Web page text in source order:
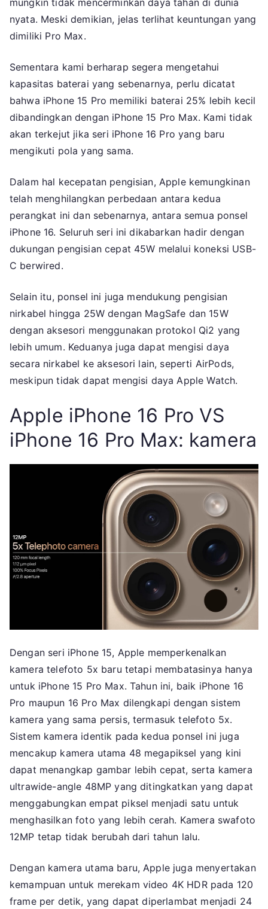
nyata. Meski demikian, jelas terlihat keuntungan yang
dimiliki Pro Max.
Sementara kami berharap segera mengetahui
kapasitas baterai yang sebenarnya, perlu dicatat
bahwa iPhone 15 Pro memiliki baterai 25% lebih kecil
dibandingkan dengan iPhone 15 Pro Max. Kami tidak
akan terkejut jika seri iPhone 16 Pro yang baru
mengikuti pola yang sama.
Dalam hal kecepatan pengisian, Apple kemungkinan
telah menghilangkan perbedaan antara kedua
perangkat ini dan sebenarnya, antara semua ponsel
iPhone 16. Seluruh seri ini dikabarkan hadir dengan
dukungan pengisian cepat 45W melalui koneksi USB-
C berwired.
Selain itu, ponsel ini juga mendukung pengisian
nirkabel hingga 25W dengan MagSafe dan 15W
dengan aksesori menggunakan protokol Qi2 yang
lebih umum. Keduanya juga dapat mengisi daya
secara nirkabel ke aksesori lain, seperti AirPods,
meskipun tidak dapat mengisi daya Apple Watch.
Apple iPhone 16 Pro VS
iPhone 16 Pro Max: kamera
Dengan seri iPhone 15, Apple memperkenalkan
kamera telefoto 5x baru tetapi membatasinya hanya
untuk iPhone 15 Pro Max. Tahun ini, baik iPhone 16
Pro maupun 16 Pro Max dilengkapi dengan sistem
kamera yang sama persis, termasuk telefoto 5x.
Sistem kamera identik pada kedua ponsel ini juga
mencakup kamera utama 48 megapiksel yang kini
dapat menangkap gambar lebih cepat, serta kamera
ultrawide-angle 48MP yang ditingkatkan yang dapat
menggabungkan empat piksel menjadi satu untuk
menghasilkan foto yang lebih cerah. Kamera swafoto
12MP tetap tidak berubah dari tahun lalu.
Dengan kamera utama baru, Apple juga menyertakan
kemampuan untuk merekam video 4K HDR pada 120
frame per detik, yang dapat diperlambat menjadi 24